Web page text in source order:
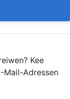
Kee
Mail-Adressen